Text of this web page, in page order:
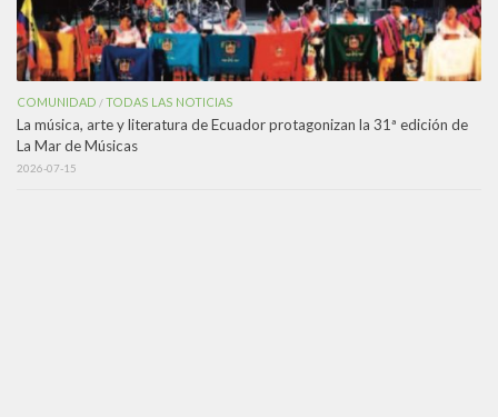
COMUNIDAD /TODAS LAS NOTICIAS
La música, arte y literatura de Ecuador protagonizan la 31ª edición de
La Mar de Músicas
2026-07-15